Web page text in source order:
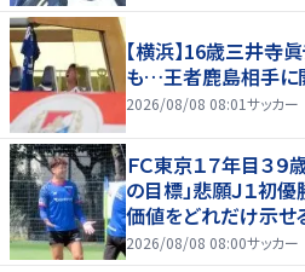
【横浜】16歳三井寺
も…王者鹿島相手に
2026/08/08 08:01サッカー
ＦＣ東京１７年目３
の目標」悲願Ｊ１初
価値をどれだけ示せ
2026/08/08 08:00サッカー